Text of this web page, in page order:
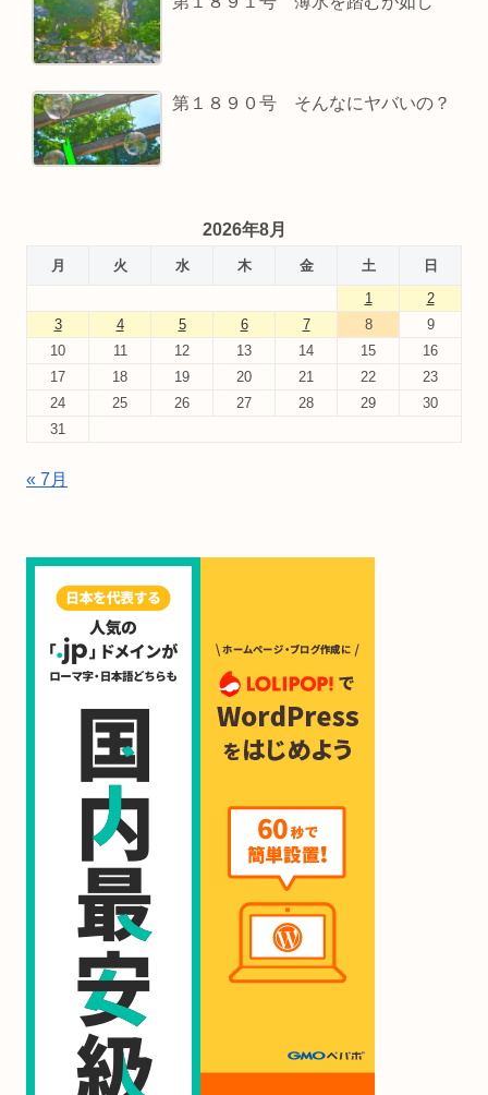
第１８９０号 そんなにヤバいの？
2026年8月
月 火 水 木 金 土
日
1
2
3
4 5 6 7 8
9
10
11 12 13 14 15
16
17
18 19 20 21 22
23
24
25 26 27 28 29
30
31
« 7月